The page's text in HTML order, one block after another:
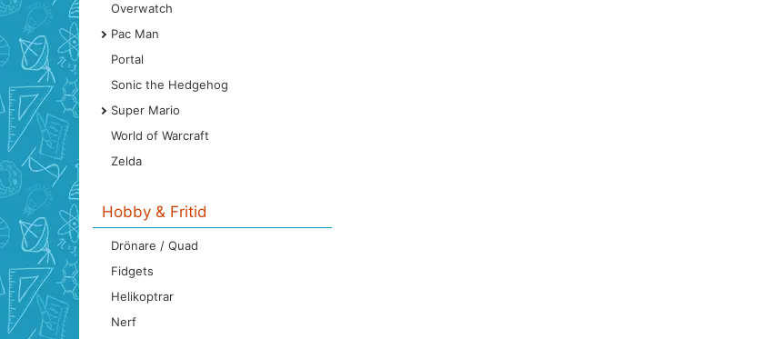
Overwatch
Pac Man
Portal
Sonic the Hedgehog
Super Mario
World of Warcraft
Zelda
Hobby & Fritid
Drönare / Quad
Fidgets
Helikoptrar
Nerf